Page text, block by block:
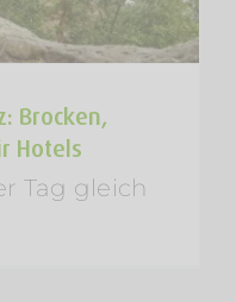
Brocken,
Hotels
Tag gleich